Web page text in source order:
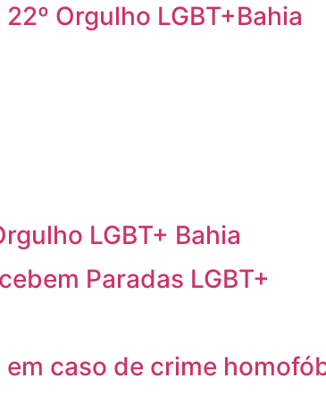
Orgulho LGBT+Bahia
LGBT+ Bahia
Paradas LGBT+
caso de crime